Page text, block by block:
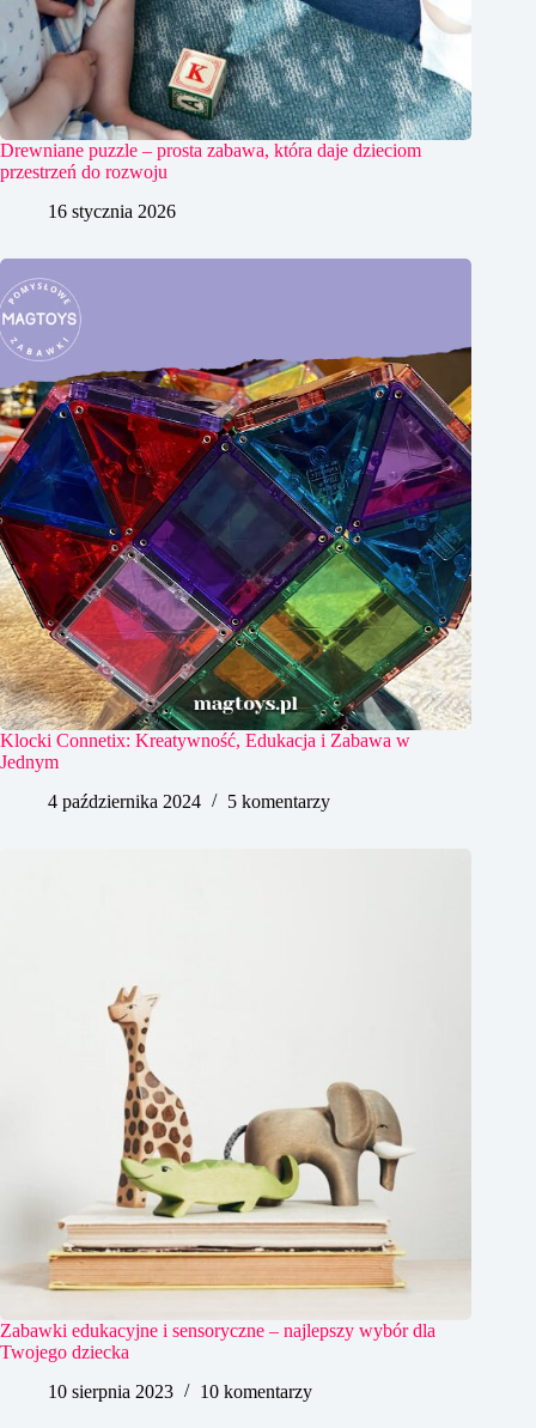
Drewniane puzzle – prosta zabawa, która daje dzieciom
przestrzeń do rozwoju
16 stycznia 2026
Klocki Connetix: Kreatywność, Edukacja i Zabawa w
Jednym
4 października 2024
5 komentarzy
Zabawki edukacyjne i sensoryczne – najlepszy wybór dla
Twojego dziecka
10 sierpnia 2023
10 komentarzy